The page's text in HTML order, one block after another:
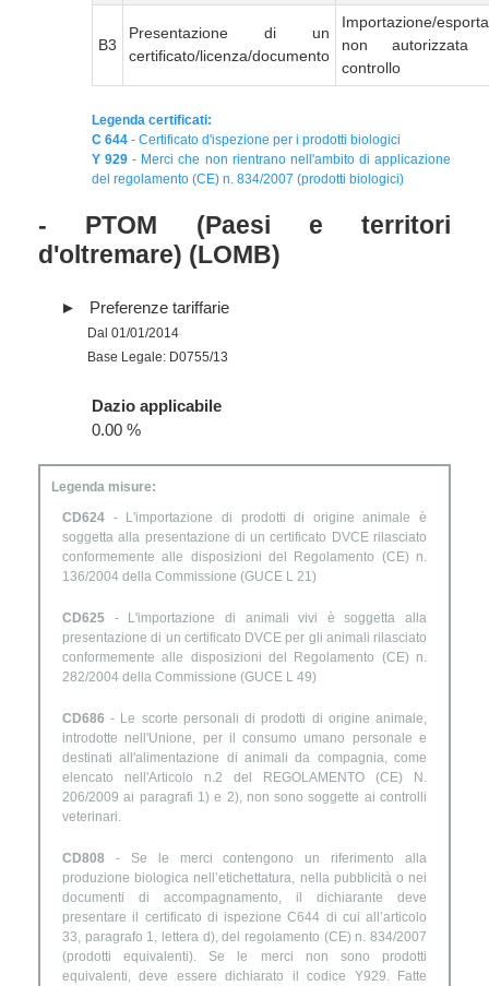
B3
Presentazione di un
certificato/licenza/documento
Importazione/
non autorizzata
controllo
Legenda certificati:
C 644 - Certificato d'ispezione per i prodotti biologici
Y 929 - Merci che non rientrano nell'ambito di applicazione
del regolamento (CE) n. 834/2007 (prodotti biologici)
- PTOM (Paesi e territori
d'oltremare) (LOMB)
Preferenze tariffarie
Dal 01/01/2014
Base Legale: D0755/13
Dazio applicabile
0.00 %
Legenda misure:
CD624 - L'importazione di prodotti di origine animale è
soggetta alla presentazione di un certificato DVCE rilasciato
conformemente alle disposizioni del Regolamento (CE) n.
136/2004 della Commissione (GUCE L 21)
CD625 - L'importazione di animali vivi è soggetta alla
presentazione di un certificato DVCE per gli animali rilasciato
conformemente alle disposizioni del Regolamento (CE) n.
282/2004 della Commissione (GUCE L 49)
CD686 - Le scorte personali di prodotti di origine animale,
introdotte nell'Unione, per il consumo umano personale e
destinati all'alimentazione di animali da compagnia, come
elencato nell'Articolo n.2 del REGOLAMENTO (CE) N.
206/2009 ai paragrafi 1) e 2), non sono soggette ai controlli
veterinari.
CD808 - Se le merci contengono un riferimento alla
produzione biologica nell’etichettatura, nella pubblicità o nei
documenti di accompagnamento, il dichiarante deve
presentare il certificato di ispezione C644 di cui all’articolo
33, paragrafo 1, lettera d), del regolamento (CE) n. 834/2007
(prodotti equivalenti). Se le merci non sono prodotti
equivalenti, deve essere dichiarato il codice Y929. Fatte